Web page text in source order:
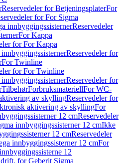
Reservedeler for BetjeningsplaterFor
for For Sigma
innbyggingssisternerReservedeler
For Kappa
for For Kappa
Reservedeler for
For Twinline
for For Twinline
Reservedeler for
TilbehørForbruksmateriellFor WC-
av skyllingReservedeler for
aktivering av skyllingFor
12 cmReservedeler
innbyggingssisterner 12 cmIkke
12 cmReservedeler
innbyggingssisterner 12 cmFor
12
for Geberit Sigma